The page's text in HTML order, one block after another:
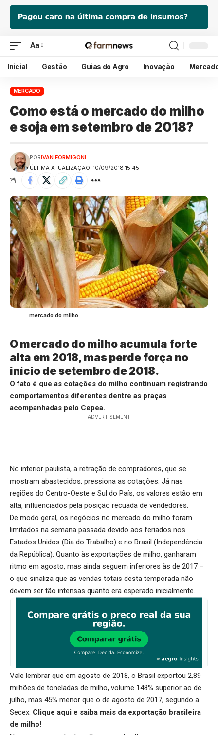
Aa
Inicial Gestão Guias do Agro Inovação
MERCADO
Como está o mercado do milho
e soja em setembro de 2018?
ÚLTIMA ATUALIZAÇÃO: 10/09/2018 15:45
PORIVAN FORMIGONI
mercado do milho
O mercado do milho acumula forte
alta em 2018, mas perde força no
início de setembro de 2018.
O fato é que as cotações do milho continuam registrando
comportamentos diferentes dentre as praças
acompanhadas pelo Cepea.
- ADVERTISEMENT -
No interior paulista, a retração de compradores, que se
mostram abastecidos, pressiona as cotações. Já nas
regiões do Centro-Oeste e Sul do País, os valores estão em
alta, influenciados pela posição recuada de vendedores.
De modo geral, os negócios no mercado do milho foram
limitados na semana passada devido aos feriados nos
Estados Unidos (Dia do Trabalho) e no Brasil (Independência
da República). Quanto às exportações de milho, ganharam
ritmo em agosto, mas ainda seguem inferiores às de 2017 –
o que sinaliza que as vendas totais desta temporada não
devem ser tão intensas quanto era esperado inicialmente.
Vale lembrar que em agosto de 2018, o Brasil exportou 2,89
milhões de toneladas de milho, volume 148% superior ao de
julho, mas 45% menor que o de agosto de 2017, segundo a
Secex. Clique aqui e saiba mais da exportação brasileira
de milho!